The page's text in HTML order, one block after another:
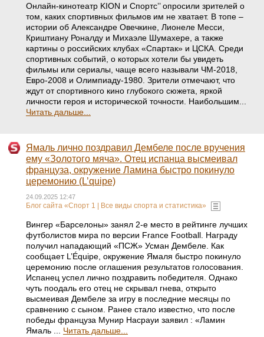
Онлайн-кинотеатр KION и Спортс’’ опросили зрителей о
том, каких спортивных фильмов им не хватает. В топе –
истории об Александре Овечкине, Лионеле Месси,
Криштиану Роналду и Михаэле Шумахере, а также
картины о российских клубах «Спартак» и ЦСКА. Среди
спортивных событий, о которых хотели бы увидеть
фильмы или сериалы, чаще всего называли ЧМ-2018,
Евро-2008 и Олимпиаду-1980. Зрители отмечают, что
ждут от спортивного кино глубокого сюжета, яркой
личности героя и исторической точности. Наибольшим...
Читать дальше...
Ямаль лично поздравил Дембеле после вручения
ему «Золотого мяча». Отец испанца высмеивал
француза, окружение Ламина быстро покинуло
церемонию (L’quipe)
24.09.2025 12:47
Блог сайта «Спорт 1 | Все виды спорта и статистика»
Вингер «Барселоны» занял 2-е место в рейтинге лучших
футболистов мира по версии France Football. Награду
получил нападающий «ПСЖ» Усман Дембеле. Как
сообщает L’Équipe, окружение Ямаля быстро покинуло
церемонию после оглашения результатов голосования.
Испанец успел лично поздравить победителя. Однако
чуть поодаль его отец не скрывал гнева, открыто
высмеивая Дембеле за игру в последние месяцы по
сравнению с сыном. Ранее стало известно, что после
победы француза Мунир Насрауи заявил : «Ламин
Ямаль ... Читать дальше...